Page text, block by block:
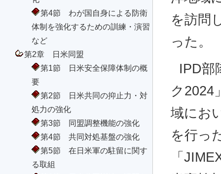
第4節 わが国自身による防衛
体制を強化するための訓練・演習
など
第2章 日米同盟
第1節 日米安全保障体制の概
要
第2節 日米共同の抑止力・対
処力の強化
第3節 同盟調整機能の強化
第4節 共同対処基盤の強化
第5節 在日米軍の駐留に関す
る取組
を訪問
った。
IPD部
ク2024
域にお
を行っ
「